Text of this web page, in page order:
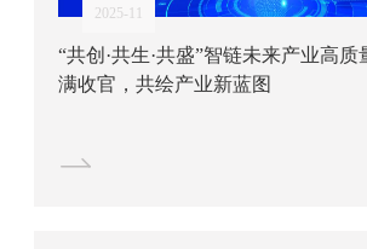
2025-11
“共创·共生·共盛”智链未来产业高质
满收官，共绘产业新蓝图